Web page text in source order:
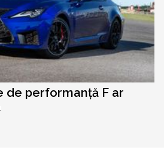
de performanță F ar